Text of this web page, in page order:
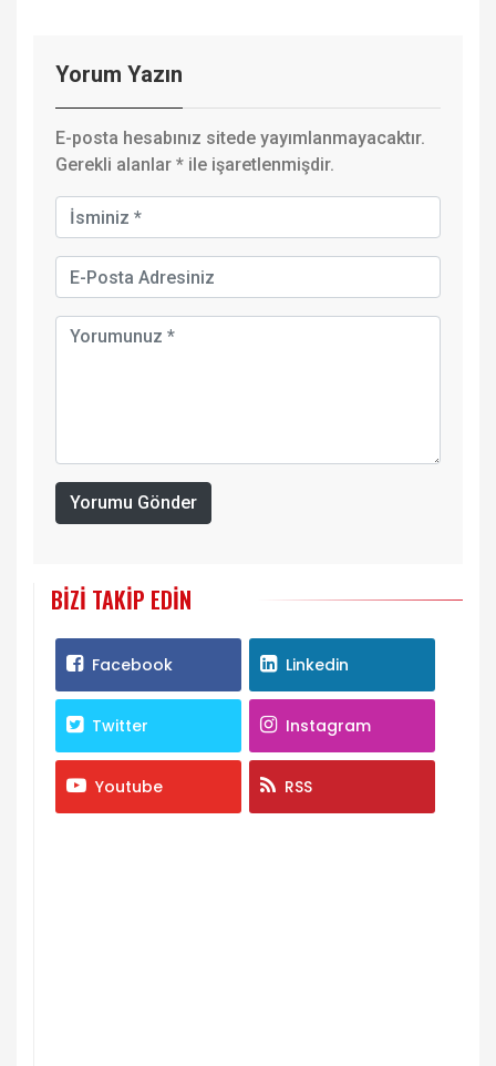
Yorum Yazın
E-posta hesabınız sitede yayımlanmayacaktır.
Gerekli alanlar * ile işaretlenmişdir.
Yorumu Gönder
BIZI TAKIP EDIN
Facebook Linkedin
Twitter Instagram
Youtube RSS